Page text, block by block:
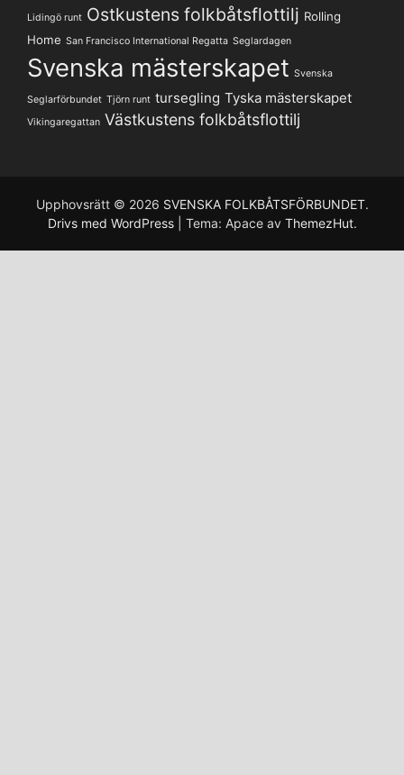
Lidingö runt Ostkustens folkbåtsflottilj Rolling
Home San Francisco International Regatta Seglardagen
Svenska mästerskapet Svenska
Seglarförbundet Tjörn runt tursegling Tyska mästerskapet
Vikingaregattan Västkustens folkbåtsflottilj
Upphovsrätt © 2026 SVENSKA FOLKBÅTSFÖRBUNDET.
Drivs med WordPress
Tema: Apace av ThemezHut.